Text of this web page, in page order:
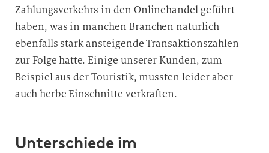
Zahlungsverkehrs in den Onlinehandel geführt
haben, was in manchen Branchen natürlich
ebenfalls stark ansteigende Transaktionszahlen
zur Folge hatte. Einige unserer Kunden, zum
Beispiel aus der Touristik, mussten leider aber
auch herbe Einschnitte verkraften.
Unterschiede im